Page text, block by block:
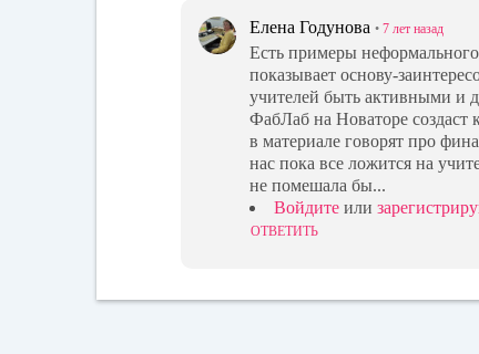
Елена Годунова • 7 лет назад
Есть примеры
показывает основу-
учителей быть активными и
ФабЛаб на Новаторе создаст
в материале говорят про
нас пока все ложится на
не помешала бы...
Войдите или
ОТВЕТИТЬ